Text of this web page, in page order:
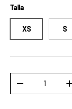
Talla
XS S
DISMINUIR